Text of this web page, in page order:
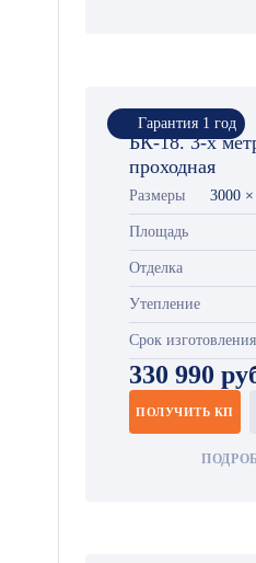
Гарантия 1 год
БК-18. 3-х
проходная
Размеры 3000
Площадь
Отделка
Утепление
Срок изготовления
330 990
ПОЛУЧИТЬ КП